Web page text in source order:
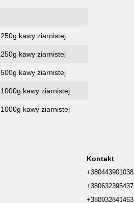
250g kawy ziarnistej
250g kawy ziarnistej
500g kawy ziarnistej
1000g kawy ziarnistej
1000g kawy ziarnistej
Kontakt
+380443901038
+380632395437
+380932841463